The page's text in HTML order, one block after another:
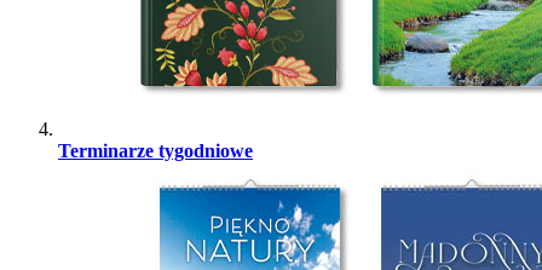
Terminarze tygodniowe